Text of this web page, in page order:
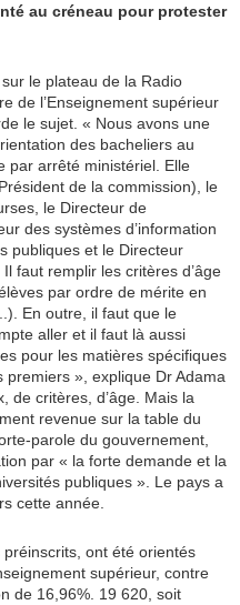
au créneau pour protester
le plateau de la Radio
de l’Enseignement supérieur
le sujet. « Nous avons une
des bacheliers au
par arrêté ministériel. Elle
de la commission), le
le Directeur de
des systèmes d’information
publiques et le Directeur
faut remplir les critères d’âge
par ordre de mérite en
En outre, il faut que le
aller et il faut là aussi
pour les matières spécifiques
», explique Dr Adama
de critères, d’âge. Mais la
revenue sur la table du
parole du gouvernement,
par « la forte demande et la
publiques ». Le pays a
cette année.
ont été orientés
supérieur, contre
de 16,96%. 19 620, soit